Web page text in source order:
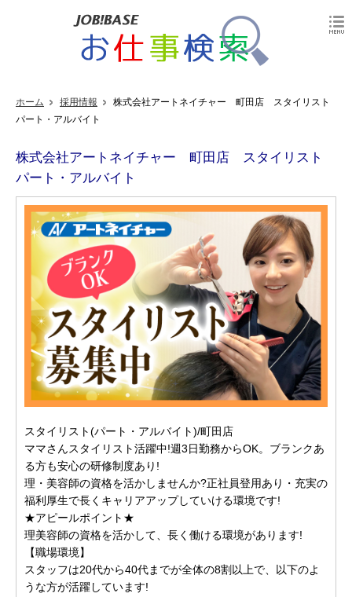
ホーム 採用情報
株式会社アートネイチャー 町田店 スタイリスト
パート・アルバイト
株式会社アートネイチャー 町田店 スタイリスト
パート・アルバイト
スタイリスト(パート・アルバイト)/町田店
ママさんスタイリスト活躍中!週3日勤務からOK。ブランクあ
る方も安心の研修制度あり!
理・美容師の資格を活かしませんか?正社員登用あり・充実の
福利厚生で長くキャリアアップしていける環境です!
★アピールポイント★
理美容師の資格を活かして、長く働ける環境があります!
【職場環境】
スタッフは20代から40代までが全体の8割以上で、以下のよ
うな方が活躍しています!